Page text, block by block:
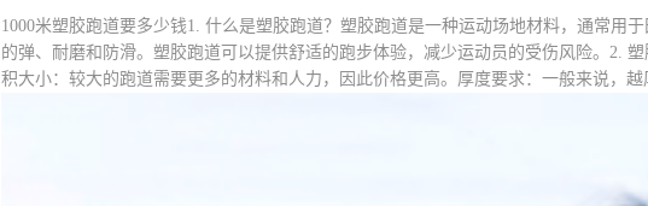
1000米塑胶跑道要多少钱1. 什么是塑胶跑道？塑胶跑道是一种运动场地材料，通常用
的弹、耐磨和防滑。塑胶跑道可以提供舒适的跑步体验，减少运动员的受伤风险。2.
积大小：较大的跑道需要更多的材料和人力，因此价格更高。厚度要求：一般来说，越